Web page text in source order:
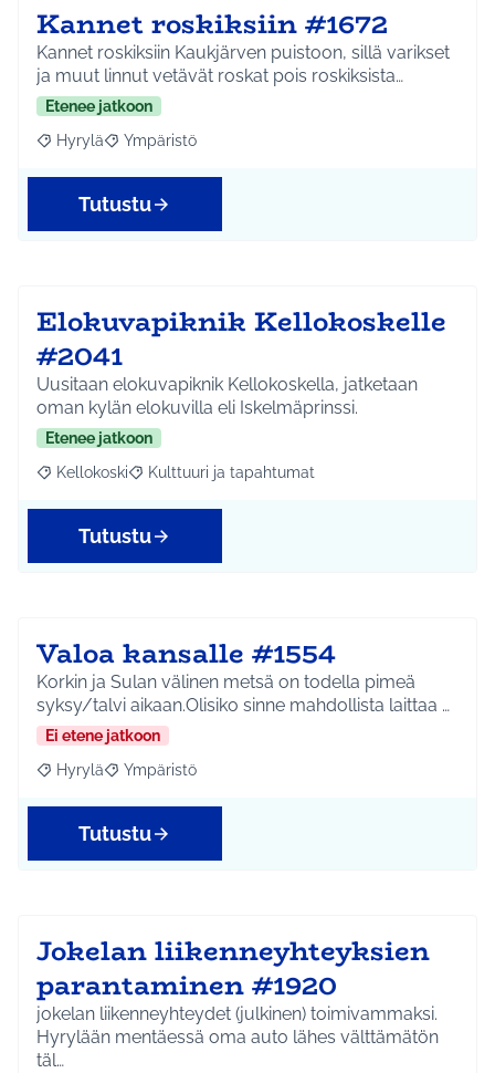
Kannet roskiksiin #1672
Kannet roskiksiin Kaukjärven puistoon, sillä varikset
ja muut linnut vetävät roskat pois roskiksista…
Etenee jatkoon
Rajaa tulokset aihepiirin mukaan: Hyrylä
Hyrylä Rajaa tulokset teeman mukaan: Ympäristö
Ympäristö
Tutustu
Elokuvapiknik Kellokoskelle
#2041
Uusitaan elokuvapiknik Kellokoskella, jatketaan
oman kylän elokuvilla eli Iskelmäprinssi.
Etenee jatkoon
Rajaa tulokset aihepiirin mukaan: Kellokoski
Kellokoski Rajaa tulokset teeman mukaan: Kulttuuri ja
Kulttuuri ja tapahtumat
Tutustu
Valoa kansalle #1554
Korkin ja Sulan välinen metsä on todella pimeä
syksy/talvi aikaan.Olisiko sinne mahdollista laittaa …
Ei etene jatkoon
Rajaa tulokset aihepiirin mukaan: Hyrylä
Hyrylä Rajaa tulokset teeman mukaan: Ympäristö
Ympäristö
Tutustu
Jokelan liikenneyhteyksien
parantaminen #1920
jokelan liikenneyhteydet (julkinen) toimivammaksi.
Hyrylään mentäessä oma auto lähes välttämätön
täl…